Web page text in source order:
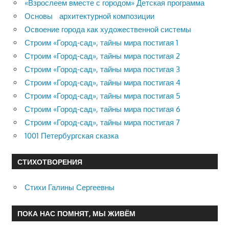
«Взрослеем вместе с городом» Детская программа
Основы архитектурной композиции
Освоение города как художественной системы
Строим «Город-сад», тайны мира постигая 1
Строим «Город-сад», тайны мира постигая 2
Строим «Город-сад», тайны мира постигая 3
Строим «Город-сад», тайны мира постигая 4
Строим «Город-сад», тайны мира постигая 5
Строим «Город-сад», тайны мира постигая 6
Строим «Город-сад», тайны мира постигая 7
1001 Петербургская сказка
СТИХОТВОРЕНИЯ
Стихи Галины Сергеевны
ПОКА НАС ПОМНЯТ, МЫ ЖИВЁМ